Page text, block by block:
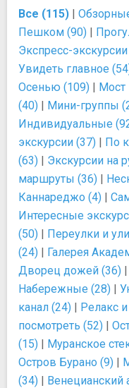
Все (115) |
Пешком (90) |
Экспресс-
Увидеть главное
Осенью (109) | Мост
(40) | Мини-группы
Индивидуальные
экскурсии (37) | По
(63) | Экскурсии на
маршруты (36) |
Каннареджо (4) |
Интересные
(50) | Переулки и
(24) | Галерея
Дворец дожей (36) |
Набережные (28) |
канал (24) | Релакс
посмотреть (52) |
(15) | Муранское
Остров Бурано (9) |
(34) | Венецианский